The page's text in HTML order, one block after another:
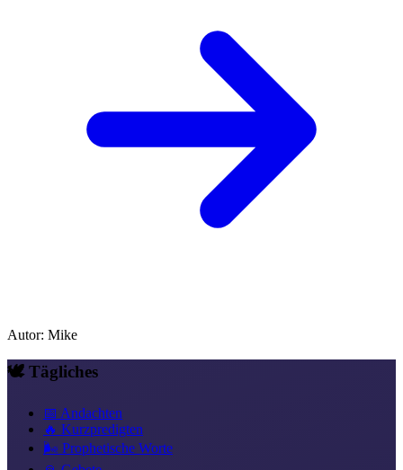
Autor: Mike
🕊️ Tägliches
📅 Andachten
🔥 Kurzpredigten
🌬️ Prophetische Worte